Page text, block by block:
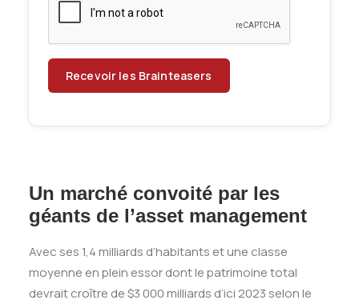
Un marché convoité par les
géants de l’asset management
Avec ses 1,4 milliards d’habitants et une classe
moyenne en plein essor dont le patrimoine total
devrait croître de $3 000 milliards d’ici 2023 selon le